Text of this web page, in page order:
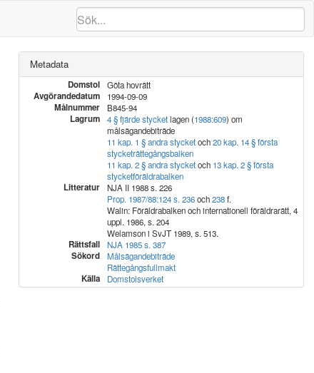
Metadata
Domstol Göta hovrätt
Avgörandedatum 1994-09-09
Målnummer B845-94
Lagrum 4 § fjärde stycketlagen (1988:609) om
målsägandebiträde
11 kap. 1 § andra stycketoch20 kap. 14 § första
stycketrättegångsbalken
11 kap. 2 § andra stycketoch 13 kap. 2 § första
stycketföräldrabalken
Litteratur
NJA II 1988 s. 226
Prop. 1987/88:124 s. 236och238f.
Walin: Föräldrabalken och internationell föräldrarätt, 4
uppl. 1986, s. 204
Welamson i SvJT 1989, s. 513.
Rättsfall NJA 1985 s. 387
Sökord
Målsägandebiträde
Rättegångsfullmakt
Källa Domstolsverket